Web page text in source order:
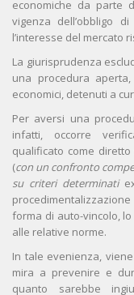
economiche da parte
vigenza dell’obbligo
l’interesse del mercato
La giurisprudenza
una procedura
economici, detenuti a
Per aversi una
infatti, occorre
qualificato come
(con un confronto
su criteri determinati
forma di auto-vincolo,
alle relative norme.
In tale evenienza,
mira a prevenire e
quanto sarebbe